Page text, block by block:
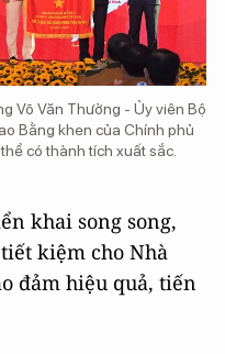
Võ Văn Thưởng - Ủy viên Bộ
Bằng khen của Chính phủ
có thành tích xuất sắc.
khai song song,
kiệm cho Nhà
đảm hiệu quả, tiến